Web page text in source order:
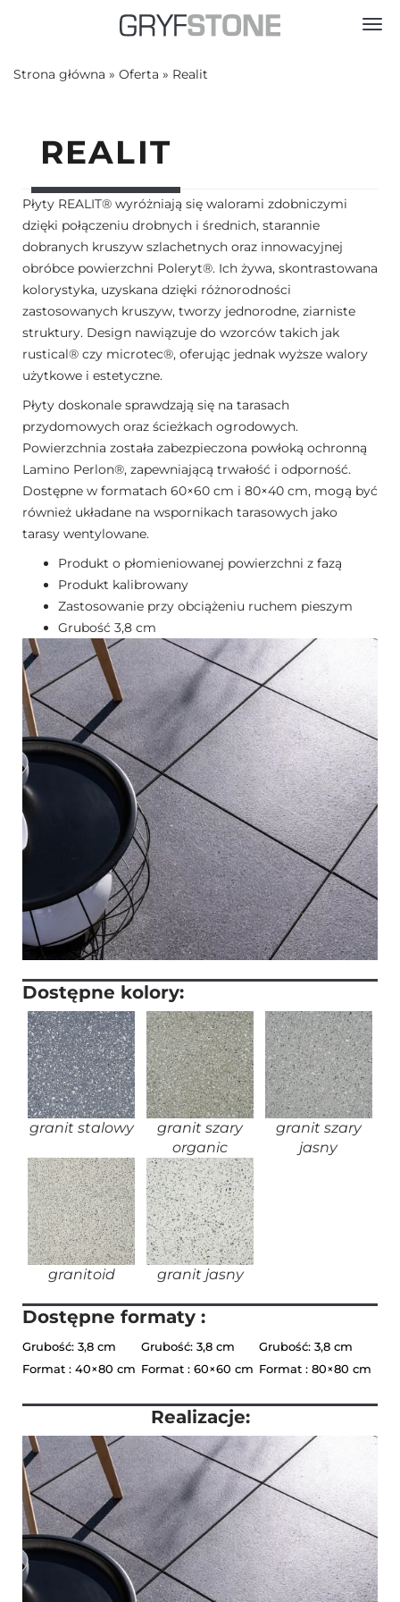
Strona główna » Oferta » Realit
REALIT
Płyty REALIT® wyróżniają się walorami zdobniczymi
dzięki połączeniu drobnych i średnich, starannie
dobranych kruszyw szlachetnych oraz innowacyjnej
obróbce powierzchni Poleryt®. Ich żywa, skontrastowana
kolorystyka, uzyskana dzięki różnorodności
zastosowanych kruszyw, tworzy jednorodne, ziarniste
struktury. Design nawiązuje do wzorców takich jak
rustical® czy microtec®, oferując jednak wyższe walory
użytkowe i estetyczne.
Płyty doskonale sprawdzają się na tarasach
przydomowych oraz ścieżkach ogrodowych.
Powierzchnia została zabezpieczona powłoką ochronną
Lamino Perlon®, zapewniającą trwałość i odporność.
Dostępne w formatach 60×60 cm i 80×40 cm, mogą być
również układane na wspornikach tarasowych jako
tarasy wentylowane.
Produkt o płomieniowanej powierzchni z fazą
Produkt kalibrowany
Zastosowanie przy obciążeniu ruchem pieszym
Grubość 3,8 cm
Dostępne kolory:
granit stalowy
granit szary
organic
granit szary
jasny
granitoid granit jasny
Dostępne formaty :
Grubość: 3,8 cm
Format : 40×80 cm
Grubość: 3,8 cm
Format : 60×60 cm
Grubość: 3,8 cm
Format : 80×80 cm
Realizacje: